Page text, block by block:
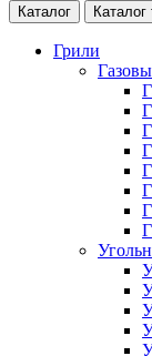
Каталог Каталог
Грили